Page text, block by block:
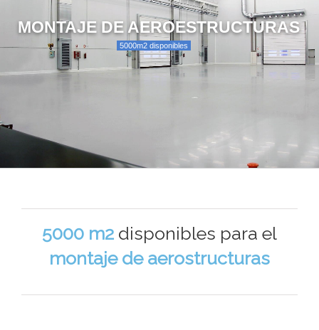
MONTAJE DE AEROESTRUCTURAS
5000m2 disponibles
5000 m2 disponibles para el
montaje de aerostructuras